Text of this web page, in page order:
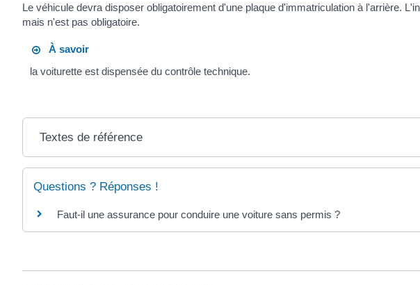
Le véhicule devra disposer obligatoirement d'une plaque d'immatriculation à l'arrière.
mais n'est pas obligatoire.
À savoir
la voiturette est dispensée du contrôle technique.
Textes de référence
Questions ? Réponses !
Faut-il une assurance pour conduire une voiture sans permis ?